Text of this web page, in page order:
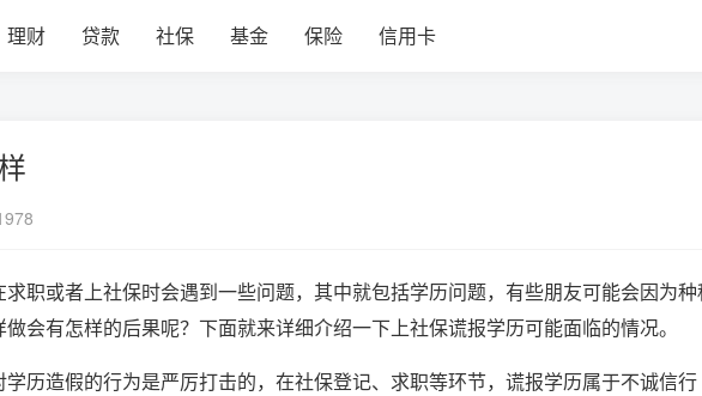
理财 贷款 社保 基金 保险 信用卡
职或者上社保时会遇到一些问题，其中就包括学历问题，有些朋友可能会因为种
会有怎样的后果呢？下面就来详细介绍一下上社保谎报学历可能面临的情况。
历造假的行为是严厉打击的，在社保登记、求职等环节，谎报学历属于不诚信行